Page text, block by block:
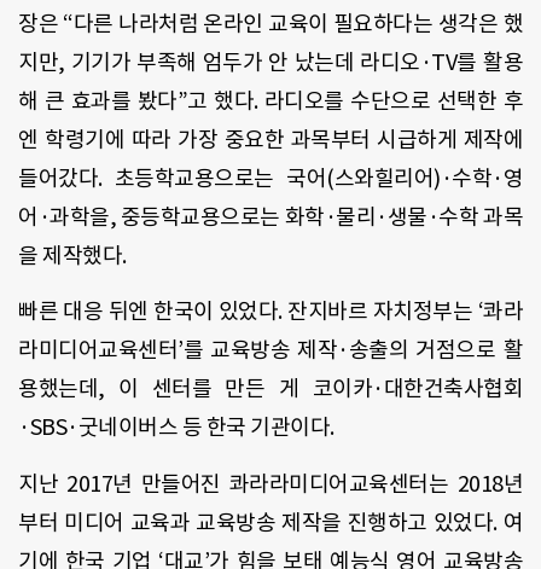
장은 “다른 나라처럼 온라인 교육이 필요하다는 생각은 했
지만, 기기가 부족해 엄두가 안 났는데 라디오 ·TV를 활용
해 큰 효과를 봤다”고 했다. 라디오를 수단으로 선택한 후
엔 학령기에 따라 가장 중요한 과목부터 시급하게 제작에
들어갔다. 초등학교용으로는 국어(스와힐리어)·수학·영
어·과학을, 중등학교용으로는 화학·물리·생물·수학 과목
을 제작했다.
빠른 대응 뒤엔 한국이 있었다. 잔지바르 자치정부는 ‘콰라
라미디어교육센터’를 교육방송 제작·송출의 거점으로 활
용했는데, 이 센터를 만든 게 코이카·대한건축사협회
·SBS·굿네이버스 등 한국 기관이다.
지난 2017년 만들어진 콰라라미디어교육센터는 2018년
부터 미디어 교육과 교육방송 제작을 진행하고 있었다. 여
기에 한국 기업 ‘대교’가 힘을 보태 예능식 영어 교육방송